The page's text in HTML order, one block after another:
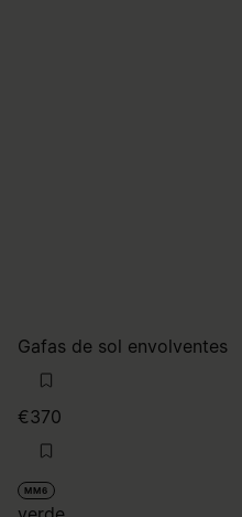
Gafas de sol envolventes
€370
MM6